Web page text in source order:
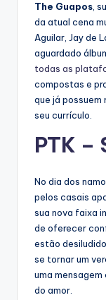
The Guapos ,
da atual cena
Aguilar, Jay de
aguardado
todas as
compostas e
que já possuem
seu currículo.
PTK –
No dia dos
pelos casais
sua nova faixa
de oferecer
estão
se tornar um
uma
do amor.